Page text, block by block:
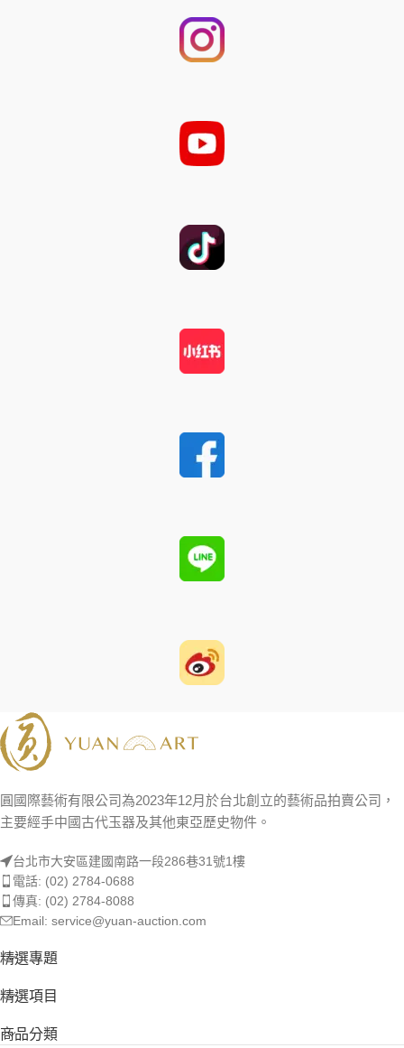
圓國際藝術有限公司為2023年12月於台北創立的藝術品拍賣公司，
主要經手中國古代玉器及其他東亞歷史物件。
台北市大安區建國南路一段286巷31號1樓
電話: (02) 2784-0688
傳真: (02) 2784-8088
Email: service@yuan-auction.com
精選專題
精選項目
商品分類